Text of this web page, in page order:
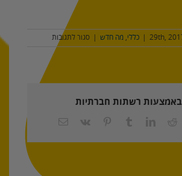
כללי, מה חדש סגור לתגובותעל
מסגרות
מפרופילים
רשתות חברתיות
Reddit
LinkedIn
Tumblr
Pinterest
כתובת
אלקטרוני